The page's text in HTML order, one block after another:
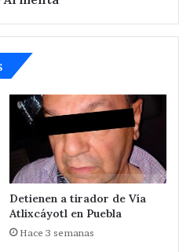
Detienen a tirador de Vía
Atlixcáyotl en Puebla
Hace 3 semanas